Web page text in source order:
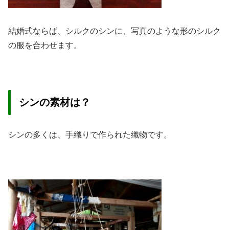
結婚式ならば、シルクのシンに、写真のような形のシルク
の服を合わせます。
シンの素材は？
シンの多くは、手織りで作られた織物です。